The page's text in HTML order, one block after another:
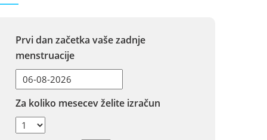
Prvi dan začetka vaše zadnje
menstruacije
Za koliko mesecev želite izračun